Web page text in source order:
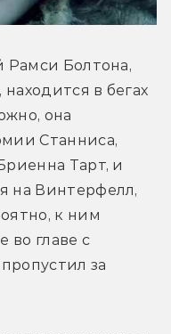
Рамси Болтона,
в бегах
она
Станниса,
Тарт, и
на Винтерфелл,
к ним
во главе с
за